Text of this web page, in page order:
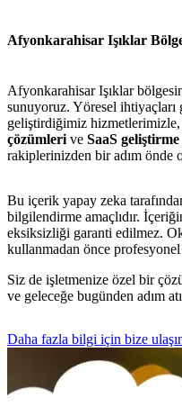
Afyonkarahisar Işıklar
Afyonkarahisar Işıklar
sunuyoruz. Yöresel
geliştirdiğimiz hizmetlerimizle,
çözümleri ve SaaS geliştirme
rakiplerinizden bir adım önde
Bu içerik yapay zeka
bilgilendirme amaçlıdır.
eksiksizliği garanti edilmez.
kullanmadan önce
Siz de işletmenize özel bir
ve geleceğe bugünden adım
Daha fazla bilgi için bize